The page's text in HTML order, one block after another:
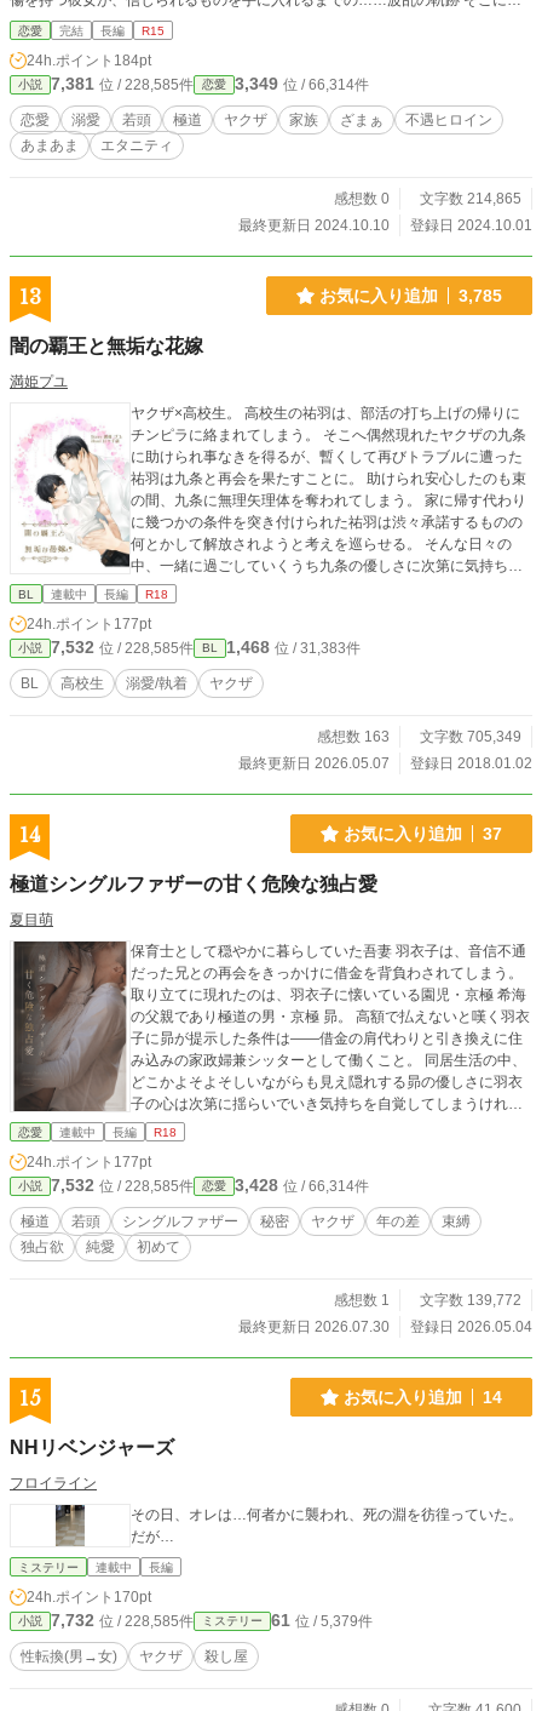
彼の底なしの愛があった… 作中の人名団体名等、全て架空のフィクションです
また本作は違法行為等を推奨するものではありません
恋愛 完結 長編 R15
24h.ポイント 184pt
小説 7,381 位 / 228,585件 恋愛 3,349 位 / 66,314件
恋愛 溺愛 若頭 極道 ヤクザ 家族 ざまぁ
不遇ヒロイン
あまあま
エタニティ
感想数 0
文字数 214,865
最終更新日 2024.10.10
登録日 2024.10.01
13 お気に入り追加 3,785
闇の覇王と無垢な花嫁
満姫プユ
ヤクザ×高校生。 高校生の祐羽は、部活の打ち上げの帰りに
チンピラに絡まれてしまう。 そこへ偶然現れたヤクザの九条
に助けられ事なきを得るが、暫くして再びトラブルに遭った
祐羽は九条と再会を果たすことに。 助けられ安心したのも束
の間、九条に無理矢理体を奪われてしまう。 家に帰す代わり
に幾つかの条件を突き付けられた祐羽は渋々承諾するものの
何とかして解放されようと考えを巡らせる。 そんな日々の
中、一緒に過ごしていくうち九条の優しさに次第に気持ちは
揺れていき…。 序盤ちょっとシリアス風味。 ほのぼの、笑
サブタイトル横の※マークはRシーンとなりますので、ご注
意ください。 また主人公が無垢で実年齢より幼い感じなの
と、序盤は無理矢理の表現ありますので、苦手な方は読まな
いでください。 ★素敵なイラストは《日々千歳 様》 ■【コメ
くさんのコメントありがとうございます(*´∀｀) 諸事情により
(2020/6/10以降)返信できませんので、申し訳ありませんがご
ご都合主義の創作物です。実際とは色々と異なります。あり
得ないこともBLファンタジーとして全て受け流してくださ
ジ数が多い分スクロールしてページに辿り着くのがとても大
ない時はそっとページを閉じてください。 ※将来的にこのサ
イトでの更新をやめる可能性もありますので、ご了承くださ
いませ。 ★2019.9.10…他サイトになりますがアクセスラン
キング初の同時１位になりました！ また複数のサイトにて１
位を定期的に頂いております。 いつも読んで頂き、本当にあ
りがとうございます<(_ _*)> ■BOOTH■ 闇の覇王と～番外編D
L販売中。随時追加予定。 https://mitsukipuyu.booth.pm/
BL 連載中 長編 R18
24h.ポイント 177pt
小説 7,532 位 / 228,585件 BL 1,468 位 / 31,383件
BL 高校生 溺愛/執着 ヤクザ
感想数 163
文字数 705,349
最終更新日 2026.05.07
登録日 2018.01.02
14 お気に入り追加 37
極道シングルファザーの甘く危険な独占愛
夏目萌
保育士として穏やかに暮らしていた吾妻 羽衣子は、音信不通
だった兄との再会をきっかけに借金を背負わされてしまう。
取り立てに現れたのは、羽衣子に懐いている園児・京極 希海
の父親であり極道の男・京極 昴。 高額で払えないと嘆く羽衣
子に昴が提示した条件は――借金の肩代わりと引き換えに住
み込みの家政婦兼シッターとして働くこと。 同居生活の中、
どこかよそよそしいながらも見え隠れする昴の優しさに羽衣
子の心は次第に揺らいでいき気持ちを自覚してしまうけれ
ど、その気持ちはなかなか伝えられない。 ただ、シングルフ
ァザーと真面目で子供好きな保育士が織り成すラブストーリ
ー。 ※あくまでもフィクションです。設定等受け入れられな
い場合はすみません。 ※他サイト様にも掲載中
恋愛 連載中 長編 R18
24h.ポイント 177pt
小説 7,532 位 / 228,585件 恋愛 3,428 位 / 66,314件
極道 若頭 シングルファザー 秘密 ヤクザ 年の差
束縛
独占欲
純愛 初めて
感想数 1
文字数 139,772
最終更新日 2026.07.30
登録日 2026.05.04
15 お気に入り追加 14
NHリベンジャーズ
フロイライン
その日、オレは…何者かに襲われ、死の淵を彷徨っていた。
だが…
ミステリー 連載中 長編
24h.ポイント 170pt
小説 7,732 位 / 228,585件 ミステリー 61 位 / 5,379件
性転換(男→女) ヤクザ 殺し屋